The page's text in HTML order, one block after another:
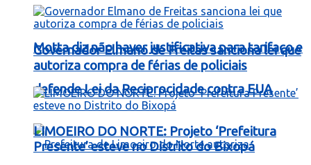
Motta diz não haver justificativa para tarifaço e
defende Lei da Reciprocidade contra EUA
Governador Elmano de Freitas sanciona lei que
autoriza compra de férias de policiais
LIMOEIRO DO NORTE: Projeto ‘Prefeitura
Presente’ esteve no Distrito do Bixopá